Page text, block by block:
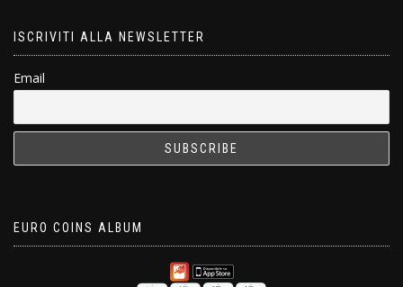
ISCRIVITI ALLA NEWSLETTER
Email
EURO COINS ALBUM